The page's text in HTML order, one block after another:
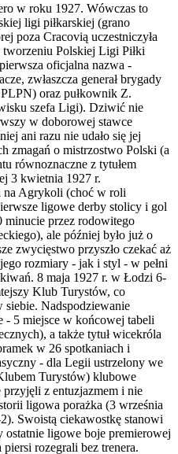
w roku 1927. Wówczas to
ligi piłkarskiej (grano
poza Cracovią uczestniczyła
Polskiej Ligi Piłki
oficjalna nazwa -
zwłaszcza generał brygady
oraz pułkownik Z.
szefa Ligi). Dziwić nie
w doborowej stawce
ani razu nie udało się jej
zmagań o mistrzostwo Polski (a
równoznaczne z tytułem
3 kwietnia 1927 r.
na Agrykoli (choć w roli
ligowe derby stolicy i gol
przez rodowitego
ale później było już o
zwycięstwo przyszło czekać aż
rozmiary - jak i styl - w pełni
8 maja 1927 r. w Łodzi 6-
Klub Turystów, co
Nadspodziewanie
- 5 miejsce w końcowej tabeli
a także tytuł wicekróla
w 26 spotkaniach i
- dla Legii ustrzelony we
Turystów) klubowe
przyjęli z entuzjazmem i nie
ligowa porażka (3 września
Swoistą ciekawostkę stanowi
ostatnie ligowe boje premierowej
rozegrali bez trenera.